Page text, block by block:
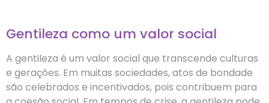
Gentileza como um valor social
A gentileza é um valor social que transcende culturas
e gerações. Em muitas sociedades, atos de bondade
são celebrados e incentivados, pois contribuem para